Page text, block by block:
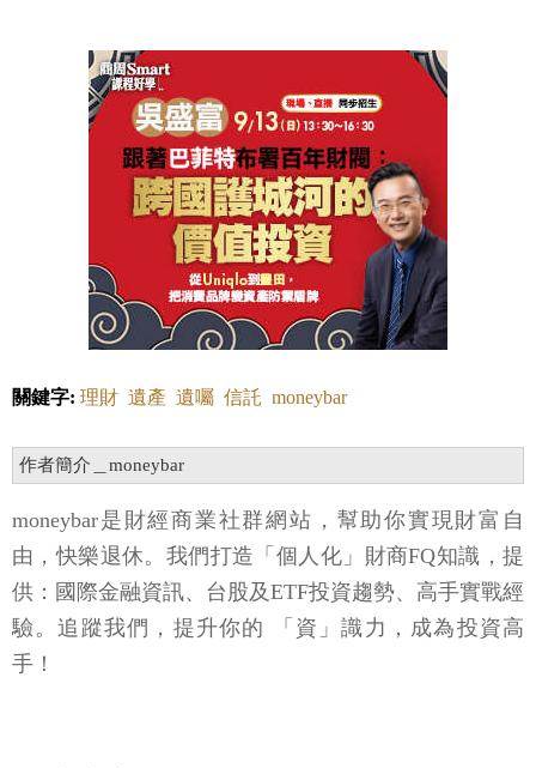
關鍵字: 理財 遺產 遺囑 信託 moneybar
作者簡介＿moneybar
moneybar是財經商業社群網站，幫助你實現財富自
由，快樂退休。我們打造「個人化」財商FQ知識，提
供：國際金融資訊、台股及ETF投資趨勢、高手實戰經
驗。追蹤我們，提升你的 「資」識力，成為投資高
手！